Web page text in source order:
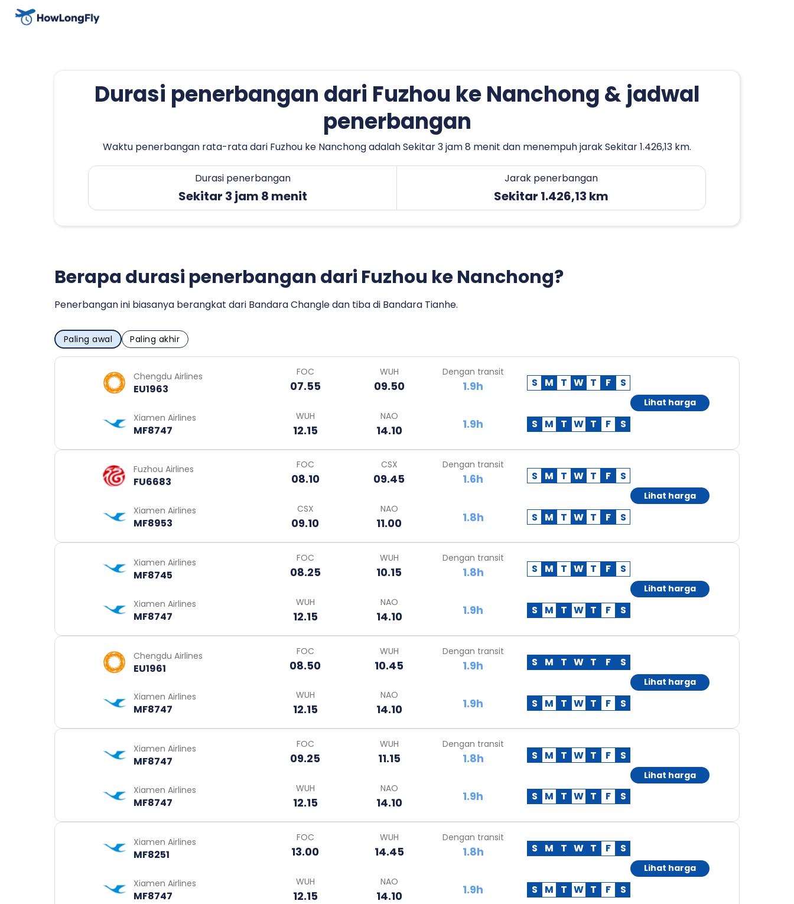
Durasi penerbangan dari Fuzhou ke Nanchong & jadwal
penerbangan
Waktu penerbangan rata-rata dari Fuzhou ke Nanchong adalah Sekitar 3 jam 8 menit dan menempuh jarak Sekitar 1.426,13 km.
Durasi penerbangan
Sekitar 3 jam 8 menit
Jarak penerbangan
Sekitar 1.426,13 km
Berapa durasi penerbangan dari Fuzhou ke Nanchong?
Penerbangan ini biasanya berangkat dari Bandara Changle dan tiba di Bandara Tianhe.
Paling awal Paling akhir
Chengdu Airlines
EU1963
FOC
07.55
WUH
09.50
Dengan transit
1.9h S M T W T F S
Xiamen Airlines
MF8747
WUH
12.15
NAO
14.10 1.9h S M T W T F S
Lihat harga
Fuzhou Airlines
FU6683
FOC
08.10
CSX
09.45
Dengan transit
1.6h S M T W T F S
Xiamen Airlines
MF8953
CSX
09.10
NAO
11.00 1.8h S M T W T F S
Lihat harga
Xiamen Airlines
MF8745
FOC
08.25
WUH
10.15
Dengan transit
1.8h S M T W T F S
Xiamen Airlines
MF8747
WUH
12.15
NAO
14.10 1.9h S M T W T F S
Lihat harga
Chengdu Airlines
EU1961
FOC
08.50
WUH
10.45
Dengan transit
1.9h S M T W T F S
Xiamen Airlines
MF8747
WUH
12.15
NAO
14.10 1.9h S M T W T F S
Lihat harga
Xiamen Airlines
MF8747
FOC
09.25
WUH
11.15
Dengan transit
1.8h S M T W T F S
Xiamen Airlines
MF8747
WUH
12.15
NAO
14.10 1.9h S M T W T F S
Lihat harga
Xiamen Airlines
MF8251
FOC
13.00
WUH
14.45
Dengan transit
1.8h S M T W T F S
Xiamen Airlines
MF8747
WUH
12.15
NAO
14.10 1.9h S M T W T F S
Lihat harga